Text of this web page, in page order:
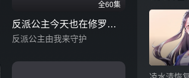
全60集
反派公主今天也在修罗场
翻车
反派公主由我来守护